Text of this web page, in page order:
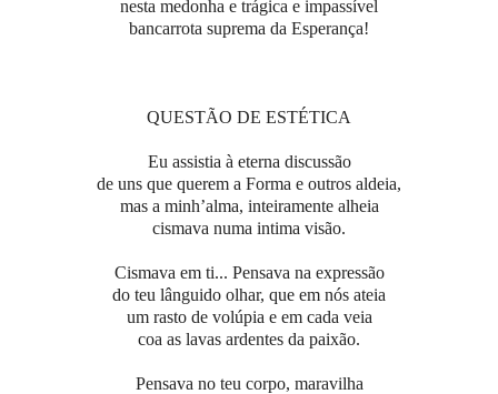
nesta medonha e trágica e impassível
bancarrota suprema da Esperança!
QUESTÃO DE ESTÉTICA
Eu assistia à eterna discussão
de uns que querem a Forma e outros aldeia,
mas a minh’alma, inteiramente alheia
cismava numa intima visão.
Cismava em ti... Pensava na expressão
do teu lânguido olhar, que em nós ateia
um rasto de volúpia e em cada veia
coa as lavas ardentes da paixão.
Pensava no teu corpo, maravilha